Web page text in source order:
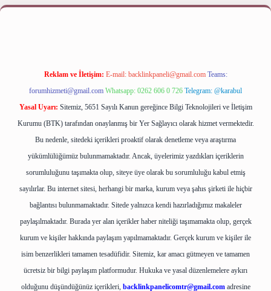
betexper bahis
Reklam ve İletişim: E-mail: backlinkpaneli@gmail.com Teams:
forumhizmeti@gmail.com Whatsapp: 0262 606 0 726 Telegram: @karabul
Yasal Uyarı: Sitemiz, 5651 Sayılı Kanun gereğince Bilgi Teknolojileri ve İletişim
Kurumu (BTK) tarafından onaylanmış bir Yer Sağlayıcı olarak hizmet vermektedir.
Bu nedenle, sitedeki içerikleri proaktif olarak denetleme veya araştırma
yükümlülüğümüz bulunmamaktadır. Ancak, üyelerimiz yazdıkları içeriklerin
sorumluluğunu taşımakta olup, siteye üye olarak bu sorumluluğu kabul etmiş
sayılırlar. Bu internet sitesi, herhangi bir marka, kurum veya şahıs şirketi ile hiçbir
bağlantısı bulunmamaktadır. Sitede yalnızca kendi hazırladığımız makaleler
paylaşılmaktadır. Burada yer alan içerikler haber niteliği taşımamakta olup, gerçek
kurum ve kişiler hakkında paylaşım yapılmamaktadır. Gerçek kurum ve kişiler ile
isim benzerlikleri tamamen tesadüfidir. Sitemiz, kar amacı gütmeyen ve tamamen
ücretsiz bir bilgi paylaşım platformudur. Hukuka ve yasal düzenlemelere aykırı
olduğunu düşündüğünüz içerikleri, backlinkpanelicomtr@gmail.comadresine